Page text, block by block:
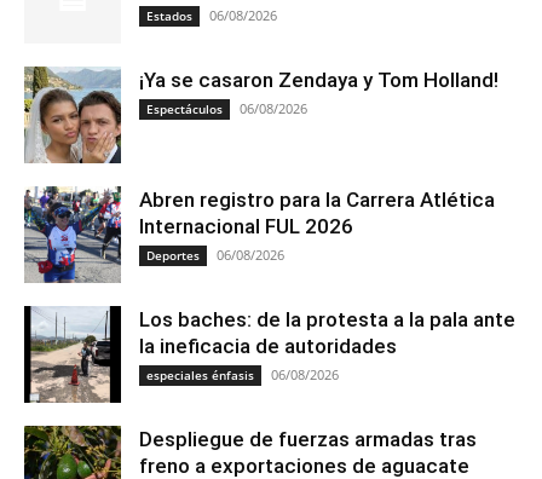
Estados 06/08/2026
¡Ya se casaron Zendaya y Tom Holland!
Espectáculos 06/08/2026
Abren registro para la Carrera Atlética
Internacional FUL 2026
Deportes 06/08/2026
Los baches: de la protesta a la pala ante
la ineficacia de autoridades
especiales énfasis 06/08/2026
Despliegue de fuerzas armadas tras
freno a exportaciones de aguacate